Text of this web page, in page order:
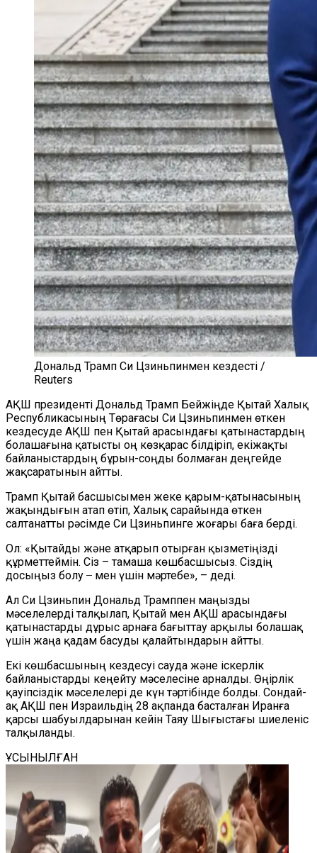
Дональд Трамп Си Цзиньпинмен кездесті /
Reuters
АҚШ президенті Дональд Трамп Бейжіңде Қытай Халық
Республикасының Төрағасы Си Цзиньпинмен өткен
кездесуде АҚШ пен Қытай арасындағы қатынастардың
болашағына қатысты оң көзқарас білдіріп, екіжақты
байланыстардың бұрын-соңды болмаған деңгейде
жақсаратынын айтты.
Трамп Қытай басшысымен жеке қарым-қатынасының
жақындығын атап өтіп, Халық сарайында өткен
салтанатты рәсімде Си Цзиньпинге жоғары баға берді.
Ол: «Қытайды және атқарып отырған қызметіңізді
құрметтеймін. Сіз – тамаша көшбасшысыз. Сіздің
досыңыз болу ̶ мен үшін мәртебе», – деді.
Ал Си Цзиньпин Дональд Трамппен маңызды
мәселелерді талқылап, Қытай мен АҚШ арасындағы
қатынастарды дұрыс арнаға бағыттау арқылы болашақ
үшін жаңа қадам басуды қалайтындарын айтты.
Екі көшбасшының кездесуі сауда және іскерлік
байланыстарды кеңейту мәселесіне арналды. Өңірлік
қауіпсіздік мәселелері де күн тәртібінде болды. Сондай-
ақ АҚШ пен Израильдің 28 ақпанда басталған Иранға
қарсы шабуылдарынан кейін Таяу Шығыстағы шиеленіс
талқыланды.
ҰСЫНЫЛҒАН